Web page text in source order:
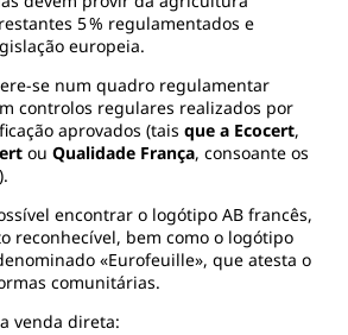
5 % regulamentados e
europeia.
se num quadro regulamentar
controlos regulares realizados por
aprovados (tais que a Ecocert,
ou Qualidade França, consoante os
encontrar o logótipo AB francês,
reconhecível, bem como o logótipo
«Eurofeuille», que atesta o
comunitárias.
venda direta: